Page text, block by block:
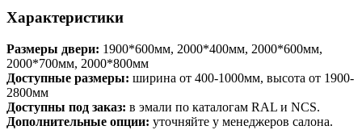
Характеристики
Размеры двери: 1900*600мм, 2000*400мм, 2000*600мм,
2000*700мм, 2000*800мм
Доступные размеры: ширина от 400-1000мм, высота от 1900-
2800мм
Доступны под заказ: в эмали по каталогам RAL и NCS.
Дополнительные опции: уточняйте у менеджеров салона.